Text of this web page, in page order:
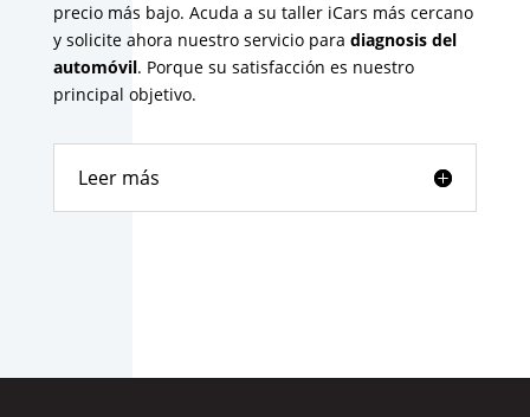
precio más bajo. Acuda a su taller iCars más cercano
y solicite ahora nuestro servicio para diagnosis del
automóvil. Porque su satisfacción es nuestro
principal objetivo.
Leer más